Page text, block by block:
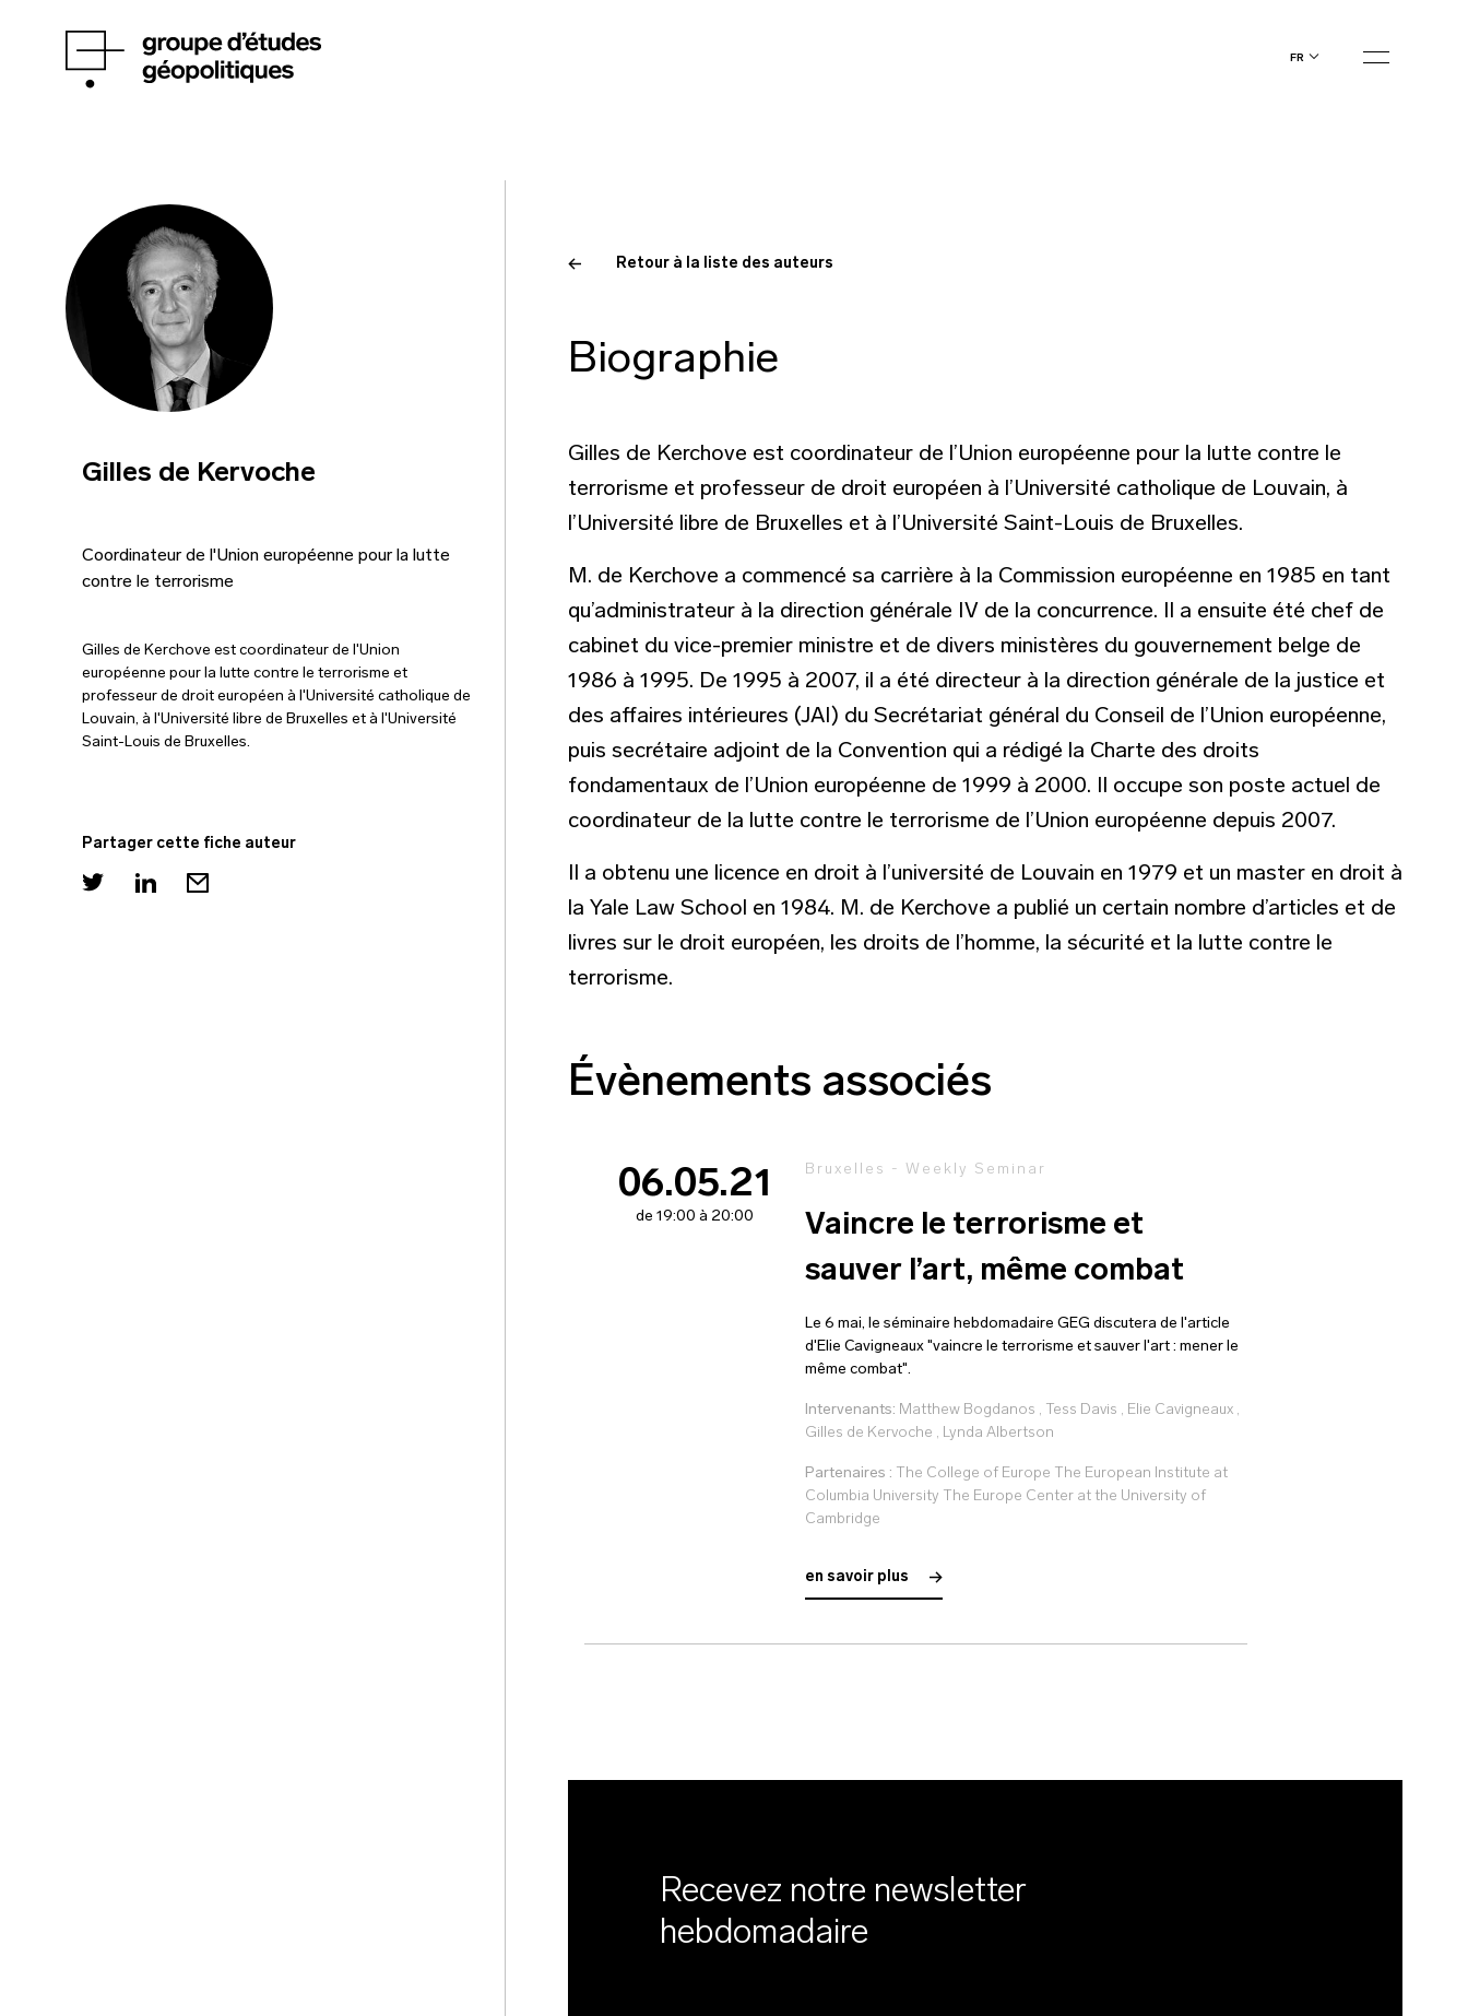
fr
Gilles de Kervoche
Coordinateur de l'Union européenne pour la lutte
contre le terrorisme
Gilles de Kerchove est coordinateur de l'Union
européenne pour la lutte contre le terrorisme et
professeur de droit européen à l'Université catholique de
Louvain, à l'Université libre de Bruxelles et à l'Université
Saint-Louis de Bruxelles.
Partager cette fiche auteur
Retour à la liste des auteurs
Biographie
Gilles de Kerchove est coordinateur de l’Union européenne pour la lutte contre le
terrorisme et professeur de droit européen à l’Université catholique de Louvain, à
l’Université libre de Bruxelles et à l’Université Saint-Louis de Bruxelles.
M. de Kerchove a commencé sa carrière à la Commission européenne en 1985 en tant
qu’administrateur à la direction générale IV de la concurrence. Il a ensuite été chef de
cabinet du vice-premier ministre et de divers ministères du gouvernement belge de
1986 à 1995. De 1995 à 2007, il a été directeur à la direction générale de la justice et
des affaires intérieures (JAI) du Secrétariat général du Conseil de l’Union européenne,
puis secrétaire adjoint de la Convention qui a rédigé la Charte des droits
fondamentaux de l’Union européenne de 1999 à 2000. Il occupe son poste actuel de
coordinateur de la lutte contre le terrorisme de l’Union européenne depuis 2007.
Il a obtenu une licence en droit à l’université de Louvain en 1979 et un master en droit à
la Yale Law School en 1984. M. de Kerchove a publié un certain nombre d’articles et de
livres sur le droit européen, les droits de l’homme, la sécurité et la lutte contre le
terrorisme.
Évènements associés
06.05.21
de 19:00 à 20:00
Bruxelles - Weekly Seminar
Vaincre le terrorisme et
sauver l’art, même combat
Le 6 mai, le séminaire hebdomadaire GEG discutera de l'article
d'Elie Cavigneaux "vaincre le terrorisme et sauver l'art : mener le
même combat".
Intervenants: Matthew Bogdanos , Tess Davis , Elie Cavigneaux ,
Gilles de Kervoche , Lynda Albertson
Partenaires : The College of Europe The European Institute at
Columbia University The Europe Center at the University of
Cambridge
en savoir plus
Recevez notre newsletter
hebdomadaire